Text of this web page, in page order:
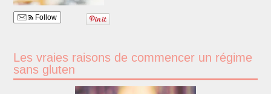
Follow
Les vraies raisons de commencer un régime
sans gluten